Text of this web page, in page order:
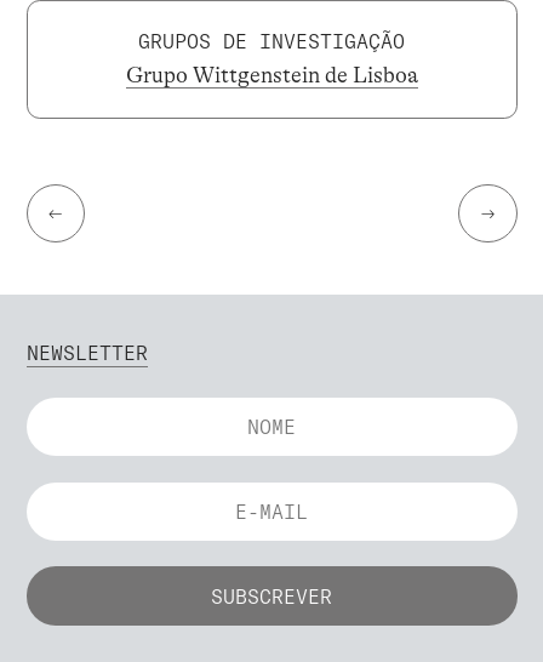
GRUPOS DE INVESTIGAÇÃO
Grupo Wittgenstein de Lisboa
← →
NEWSLETTER